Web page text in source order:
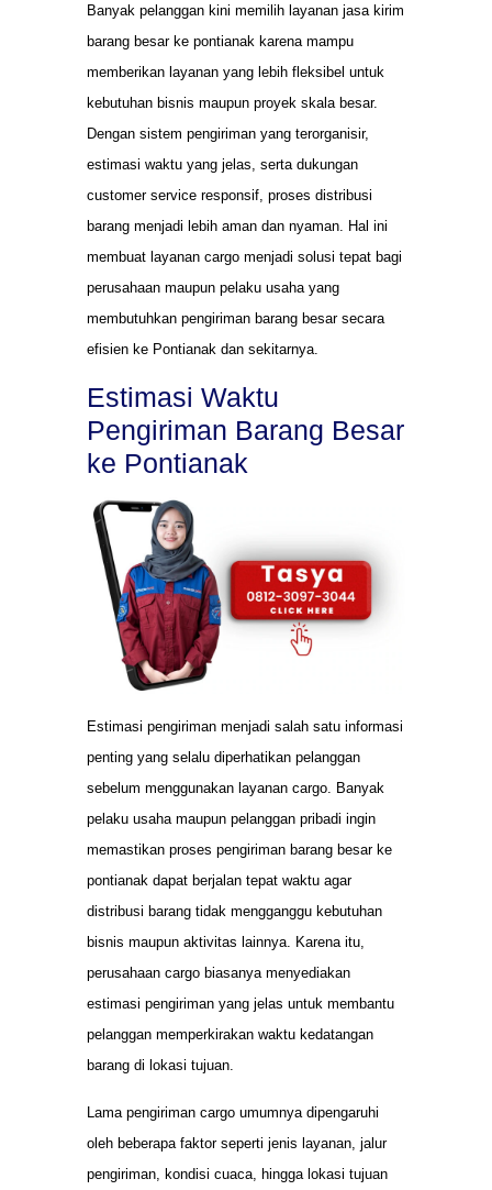
Banyak pelanggan kini memilih layanan jasa kirim
barang besar ke pontianak karena mampu
memberikan layanan yang lebih fleksibel untuk
kebutuhan bisnis maupun proyek skala besar.
Dengan sistem pengiriman yang terorganisir,
estimasi waktu yang jelas, serta dukungan
customer service responsif, proses distribusi
barang menjadi lebih aman dan nyaman. Hal ini
membuat layanan cargo menjadi solusi tepat bagi
perusahaan maupun pelaku usaha yang
membutuhkan pengiriman barang besar secara
efisien ke Pontianak dan sekitarnya.
Estimasi Waktu
Pengiriman Barang Besar
ke Pontianak
Estimasi pengiriman menjadi salah satu informasi
penting yang selalu diperhatikan pelanggan
sebelum menggunakan layanan cargo. Banyak
pelaku usaha maupun pelanggan pribadi ingin
memastikan proses pengiriman barang besar ke
pontianak dapat berjalan tepat waktu agar
distribusi barang tidak mengganggu kebutuhan
bisnis maupun aktivitas lainnya. Karena itu,
perusahaan cargo biasanya menyediakan
estimasi pengiriman yang jelas untuk membantu
pelanggan memperkirakan waktu kedatangan
barang di lokasi tujuan.
Lama pengiriman cargo umumnya dipengaruhi
oleh beberapa faktor seperti jenis layanan, jalur
pengiriman, kondisi cuaca, hingga lokasi tujuan